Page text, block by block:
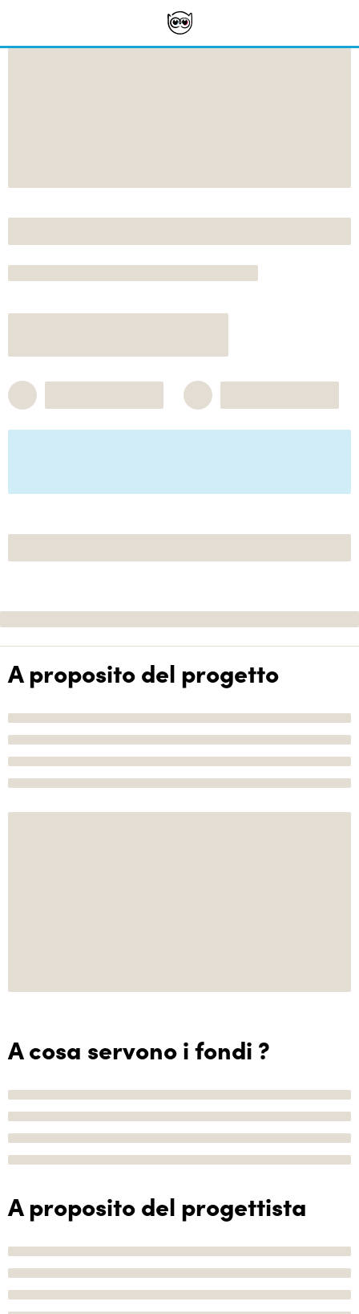
A proposito del progetto
A cosa servono i fondi ?
A proposito del progettista